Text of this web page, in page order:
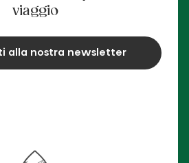
viaggio
alla nostra newsletter